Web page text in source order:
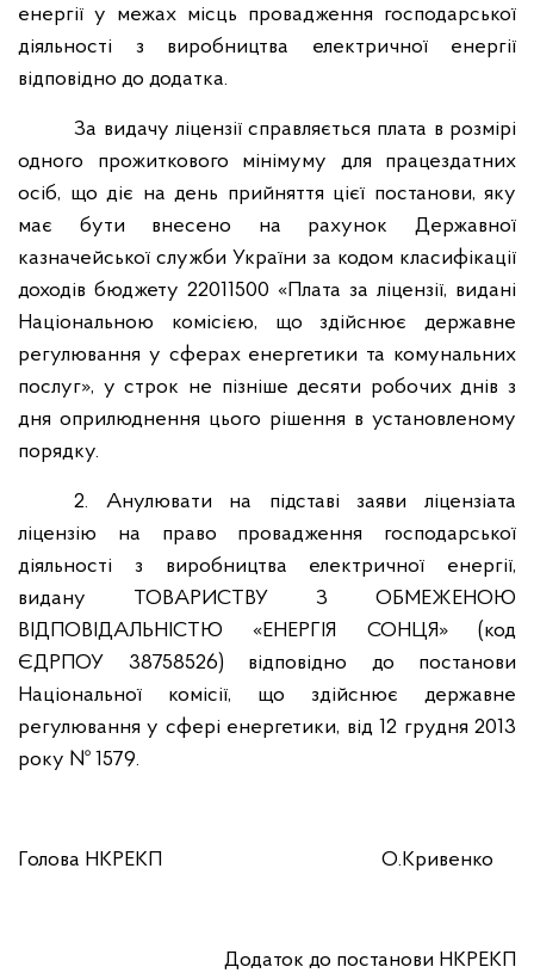
енергії у межах місць провадження господарської
діяльності з виробництва електричної енергії
відповідно до додатка.
За видачу ліцензії справляється плата в розмірі
одного прожиткового мінімуму для працездатних
осіб, що діє на день прийняття цієї постанови, яку
має бути внесено на рахунок Державної
казначейської служби України за кодом класифікації
доходів бюджету 22011500 «Плата за ліцензії, видані
Національною комісією, що здійснює державне
регулювання у сферах енергетики та комунальних
послуг», у строк не пізніше десяти робочих днів з
дня оприлюднення цього рішення в установленому
порядку.
2. Анулювати на підставі заяви ліцензіата
ліцензію на право провадження господарської
діяльності з виробництва електричної енергії,
видану ТОВАРИСТВУ З ОБМЕЖЕНОЮ
ВІДПОВІДАЛЬНІСТЮ «ЕНЕРГІЯ СОНЦЯ» (код
ЄДРПОУ 38758526) відповідно до постанови
Національної комісії, що здійснює державне
регулювання у сфері енергетики, від 12 грудня 2013
року № 1579.
Голова НКРЕКП О.Кривенко
Додаток до постанови НКРЕКП